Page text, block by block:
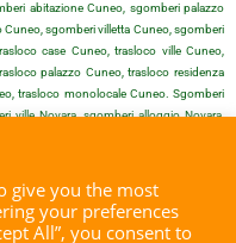
abitazione Cuneo, sgomberi palazzo
sgomberi villetta Cuneo, sgomberi
case Cuneo, trasloco ville Cuneo,
palazzo Cuneo, trasloco residenza
trasloco monolocale Cuneo. Sgomberi
ville Novara, sgomberi alloggio Novara,
Novara. Trasloco appartamenti
alloggio Novara, trasloco abitazione
trasloco domicilio Novara, trasloco
Vercelli, sgomberi case Vercelli,
give you the most
your preferences
All”, you consent to